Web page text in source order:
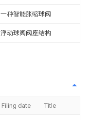
一种智能胀缩球阀
浮动球阀阀座结构
Filing date Title